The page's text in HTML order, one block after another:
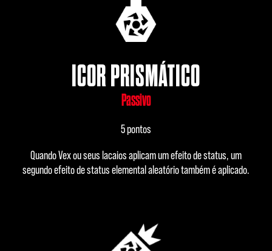
ICOR PRISMÁTICO
Passivo
5 pontos
Quando Vex ou seus lacaios aplicam um efeito de status, um
segundo efeito de status elemental aleatório também é aplicado.